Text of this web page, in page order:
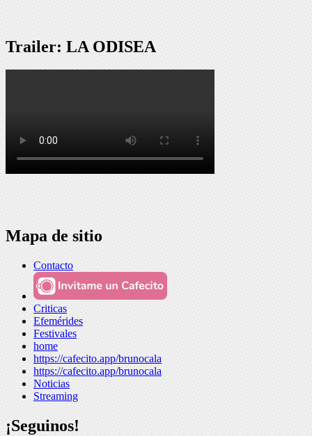
Trailer: LA ODISEA
Mapa de sitio
Contacto
Criticas
Efemérides
Festivales
home
https://cafecito.app/brunocala
https://cafecito.app/brunocala
Noticias
Streaming
¡Seguinos!